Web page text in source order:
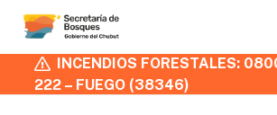
INCENDIOS FORESTALES:
222 – FUEGO (38346)